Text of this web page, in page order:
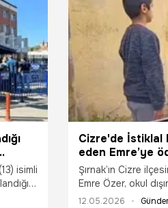
isimli
Cizre'de İstiklal
eden Emre’ye
Şırnak’ın Cizre
Emre Özer, okul
Marşı’na eşlik etti.
12.05.2026